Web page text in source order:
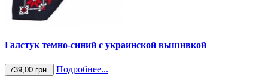
Галстук темно-синий с украинской вышивкой
739,00 грн. Подробнее...